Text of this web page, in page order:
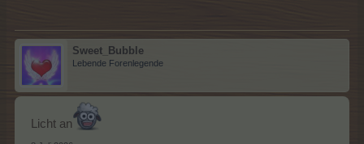
Sweet_Bubble
Lebende Forenlegende
Licht an